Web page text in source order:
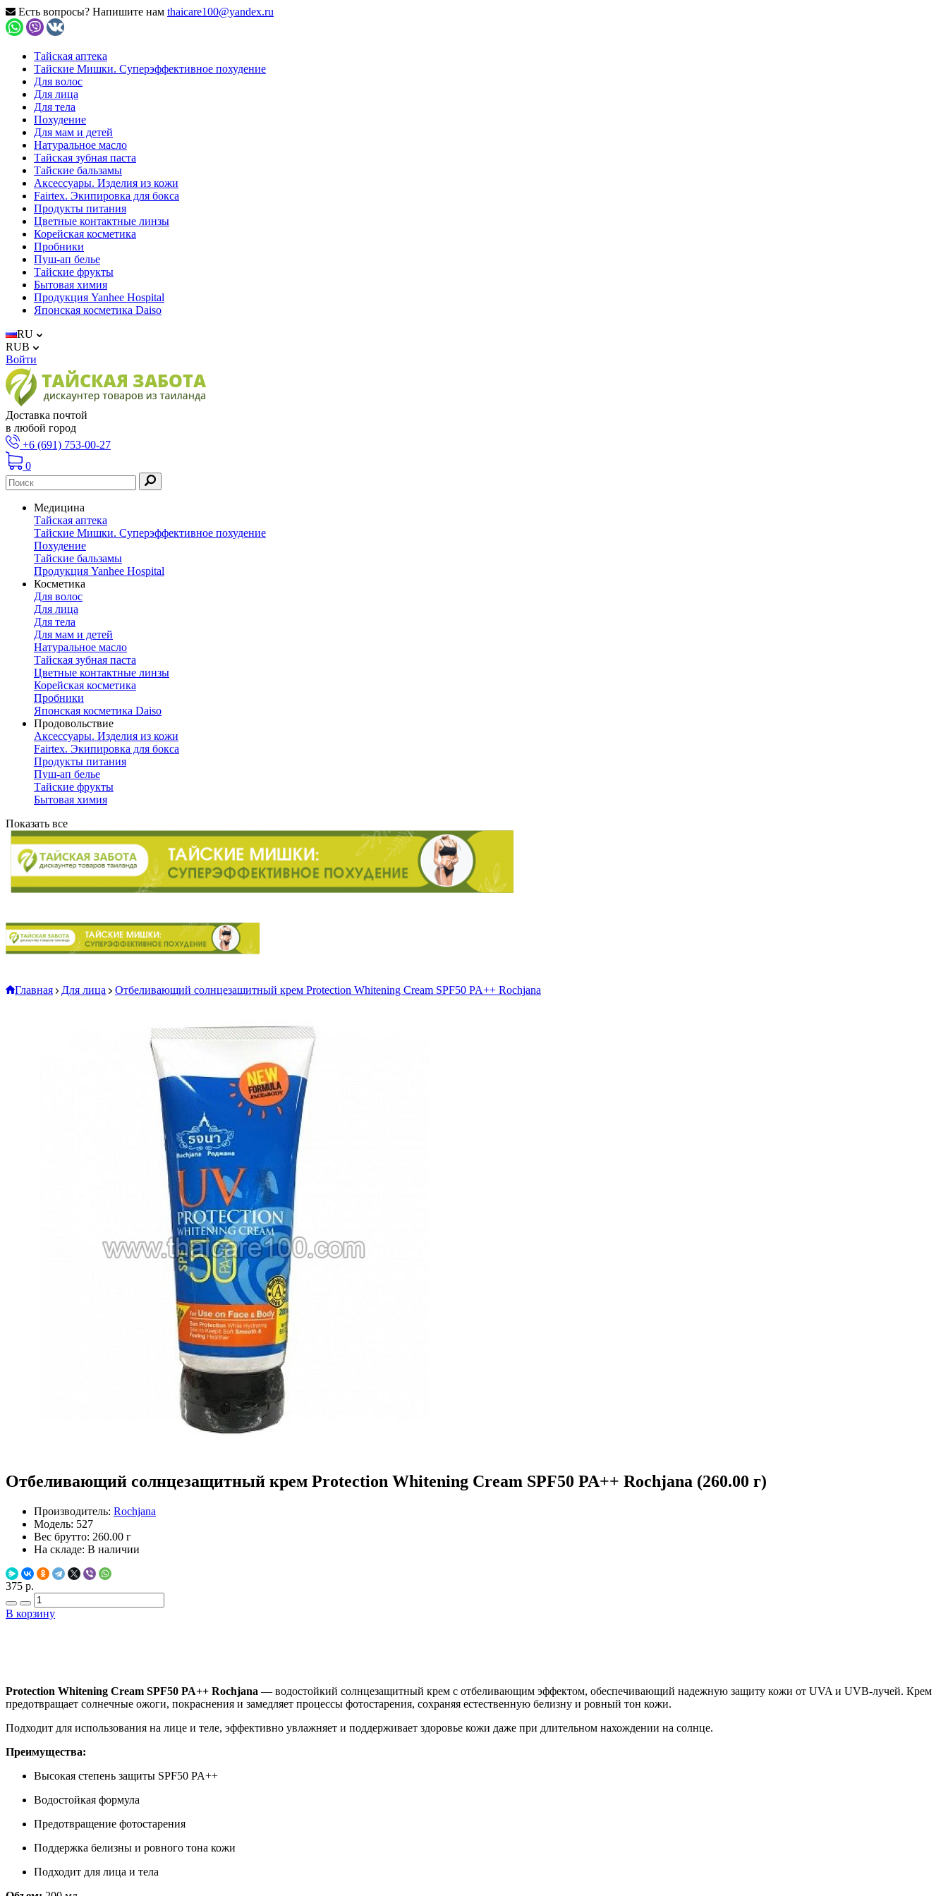
Есть вопросы? Напишите нам thaicare100@yandex.ru
Тайская аптека
Тайские Мишки. Суперэффективное похудение
Для волос
Для лица
Для тела
Похудение
Для мам и детей
Натуральное масло
Тайская зубная паста
Тайские бальзамы
Аксессуары. Изделия из кожи
Fairtex. Экипировка для бокса
Продукты питания
Цветные контактные линзы
Корейская косметика
Пробники
Пуш-ап белье
Тайские фрукты
Бытовая химия
Продукция Yanhee Hospital
Японская косметика Daiso
RU
RUB
Войти
Доставка почтой
в любой город
+6 (691) 753-00-27
0
Медицина
Тайская аптека
Тайские Мишки. Суперэффективное похудение
Похудение
Тайские бальзамы
Продукция Yanhee Hospital
Косметика
Для волос
Для лица
Для тела
Для мам и детей
Натуральное масло
Тайская зубная паста
Цветные контактные линзы
Корейская косметика
Пробники
Японская косметика Daiso
Продовольствие
Аксессуары. Изделия из кожи
Fairtex. Экипировка для бокса
Продукты питания
Пуш-ап белье
Тайские фрукты
Бытовая химия
Показать все
Главная Для лица Отбеливающий солнцезащитный крем Protection Whitening Cream SPF50 PA++ Rochjana
Отбеливающий солнцезащитный крем Protection Whitening Cream SPF50 PA++ Rochjana (260.00 г)
Производитель: Rochjana
Модель: 527
Вес брутто: 260.00 г
На складе: В наличии
375 р.
В корзину
Protection Whitening Cream SPF50 PA++ Rochjana — водостойкий солнцезащитный крем с отбеливающим эффектом, обеспечивающий надежную защиту кожи от UVA и UVB-лучей. Крем
предотвращает солнечные ожоги, покраснения и замедляет процессы фотостарения, сохраняя естественную белизну и ровный тон кожи.
Подходит для использования на лице и теле, эффективно увлажняет и поддерживает здоровье кожи даже при длительном нахождении на солнце.
Преимущества:
Высокая степень защиты SPF50 PA++
Водостойкая формула
Предотвращение фотостарения
Поддержка белизны и ровного тона кожи
Подходит для лица и тела